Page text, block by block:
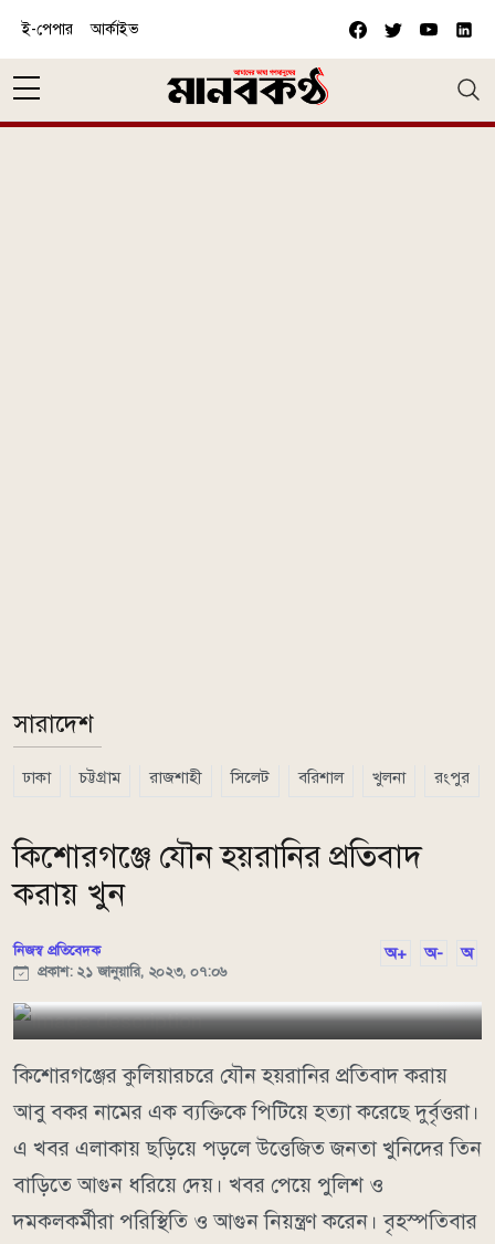
ই-পেপার আর্কাইভ
সারাদেশ
ঢাকা চট্টগ্রাম রাজশাহী সিলেট বরিশাল খুলনা রংপুর
কিশোরগঞ্জে যৌন হয়রানির প্রতিবাদ
করায় খুন
নিজস্ব প্রতিবেদক
প্রকাশ: ২১ জানুয়ারি, ২০২৩, ০৭:০৬
অ+ অ- অ
কিশোরগঞ্জের কুলিয়ারচরে যৌন হয়রানির প্রতিবাদ করায়
আবু বকর নামের এক ব্যক্তিকে পিটিয়ে হত্যা করেছে দুর্বৃত্তরা।
এ খবর এলাকায় ছড়িয়ে পড়লে উত্তেজিত জনতা খুনিদের তিন
বাড়িতে আগুন ধরিয়ে দেয়। খবর পেয়ে পুলিশ ও
দমকলকর্মীরা পরিস্থিতি ও আগুন নিয়ন্ত্রণ করেন। বৃহস্পতিবার